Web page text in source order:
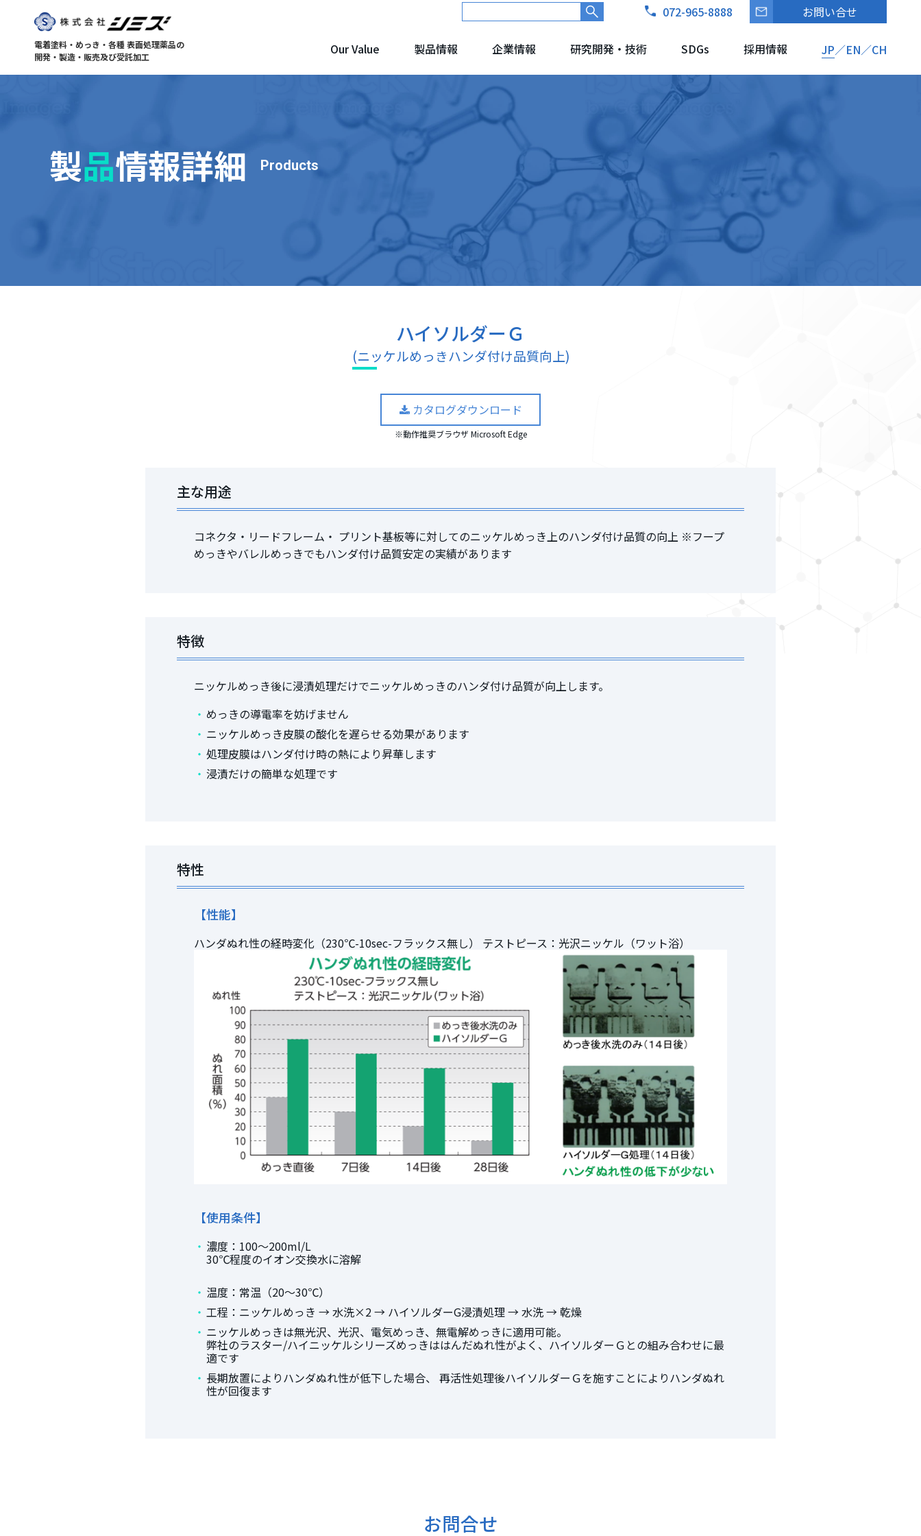
電着塗料・めっき・各種 表面処理薬品の
開発・製造・販売及び受託加工
072-965-8888 お問い合せ
Our Value 製品情報 企業情報 研究開発・技術 SDGs 採用情報 JP EN CH
製品情報詳細 Products
ハイソルダーＧ
(ニッケルめっきハンダ付け品質向上)
カタログダウンロード
※動作推奨ブラウザ Microsoft Edge
主な用途
コネクタ・リードフレーム・ プリント基板等に対してのニッケルめっき上のハンダ付け品質の向上 ※フープ
めっきやバレルめっきでもハンダ付け品質安定の実績があります
特徴
ニッケルめっき後に浸漬処理だけでニッケルめっきのハンダ付け品質が向上します。
めっきの導電率を妨げません
ニッケルめっき皮膜の酸化を遅らせる効果があります
処理皮膜はハンダ付け時の熱により昇華します
浸漬だけの簡単な処理です
特性
【性能】
ハンダぬれ性の経時変化（230℃-10sec-フラックス無し） テストピース：光沢ニッケル（ワット浴）
【使用条件】
濃度：100～200ml/L
30℃程度のイオン交換水に溶解
温度：常温（20～30℃）
工程：ニッケルめっき → 水洗×2 → ハイソルダーG浸漬処理 → 水洗 → 乾燥
ニッケルめっきは無光沢、光沢、電気めっき、無電解めっきに適用可能。
弊社のラスター/ハイニッケルシリーズめっきははんだぬれ性がよく、ハイソルダーＧとの組み合わせに最
適です
長期放置によりハンダぬれ性が低下した場合、 再活性処理後ハイソルダーＧを施すことによりハンダぬれ
性が回復ます
お問合せ